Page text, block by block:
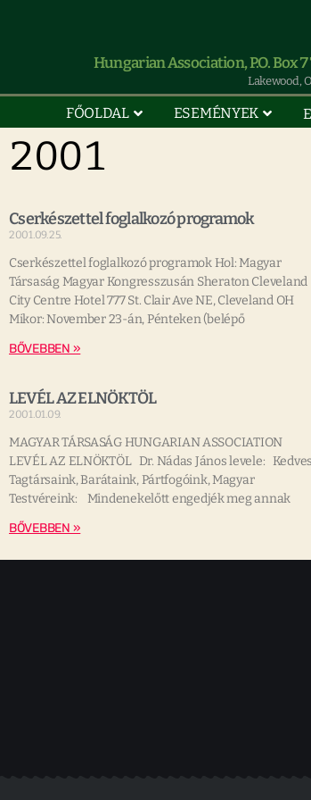
Hungarian Association, P.O. Box
Lakewood,
FŐOLDAL ESEMÉNYEK
2001
Cserkészettel foglalkozó programok
2001.09.25.
Cserkészettel foglalkozó programok Hol: Magyar
Társaság Magyar Kongresszusán Sheraton Cleveland
City Centre Hotel 777 St. Clair Ave NE, Cleveland OH
Mikor: November 23-án, Pénteken (belépő
BŐVEBBEN »
LEVÉL AZ ELNÖKTÖL
2001.01.09.
MAGYAR TÁRSASÁG HUNGARIAN ASSOCIATION
LEVÉL AZ ELNÖKTÖL Dr. Nádas János levele: Kedves
Tagtársaink, Barátaink, Pártfogóink, Magyar
Testvéreink: Mindenekelőtt engedjék meg annak
BŐVEBBEN »